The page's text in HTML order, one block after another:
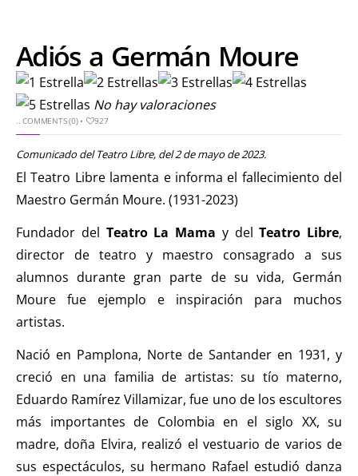
Adiós a Germán Moure
No hay valoraciones
..COMMENTS (0)• 927
Comunicado del Teatro Libre, del 2 de mayo de 2023.
El Teatro Libre lamenta e informa el fallecimiento del
Maestro Germán Moure. (1931-2023)
Fundador del Teatro La Mama y del Teatro Libre,
director de teatro y maestro consagrado a sus
alumnos durante gran parte de su vida, Germán
Moure fue ejemplo e inspiración para muchos
artistas.
Nació en Pamplona, Norte de Santander en 1931, y
creció en una familia de artistas: su tío materno,
Eduardo Ramírez Villamizar, fue uno de los escultores
más importantes de Colombia en el siglo XX, su
madre, doña Elvira, realizó el vestuario de varios de
sus espectáculos, su hermano Rafael estudió danza